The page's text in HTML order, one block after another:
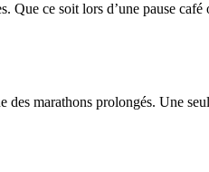
ce soit lors d’une pause
marathons prolongés. Une